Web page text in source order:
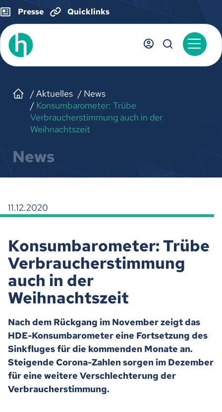
Presse Quicklinks
Aktuelles
News
Konsumbarometer: Trübe
Verbraucherstimmung auch in der
Weihnachtszeit
News
11.12.2020
Konsumbarometer: Trübe
Verbraucherstimmung
auch in der
Weihnachtszeit
Nach dem Rückgang im November zeigt das
HDE-Konsumbarometer eine Fortsetzung des
Sinkfluges für die kommenden Monate an.
Steigende Corona-Zahlen sorgen im Dezember
für eine weitere Verschlechterung der
Verbraucherstimmung.